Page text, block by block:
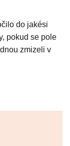
do jakési
pokud se pole
zmizeli v